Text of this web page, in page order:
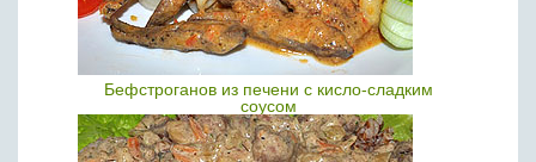
Бефстроганов из печени с кисло-сладким
соусом